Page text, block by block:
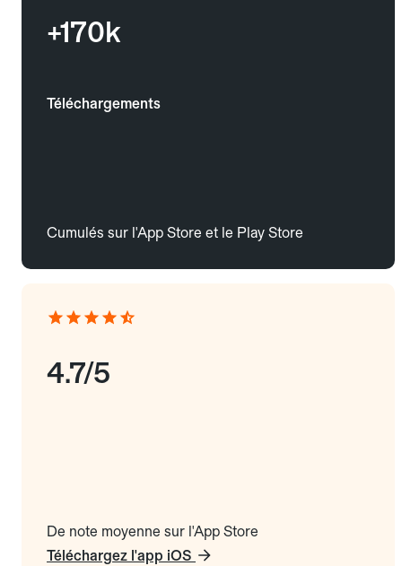
+170k
Téléchargements
Cumulés sur l'App Store et le Play Store
4.7/5
De note moyenne sur l'App Store
Téléchargez l'app iOS